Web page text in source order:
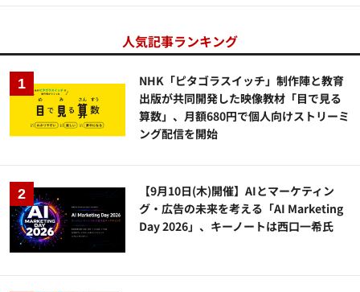
人気記事ランキング
NHK「ピタゴラスイッチ」制作陣と教育
出版が共同開発した映像教材「目で見る
算数」、月額680円で個人向けストリーミ
ング配信を開始
【9月10日(木)開催】AIとマーケティン
グ・広告の未来を考える「AI Marketing
Day 2026」、キーノートは西口一希氏